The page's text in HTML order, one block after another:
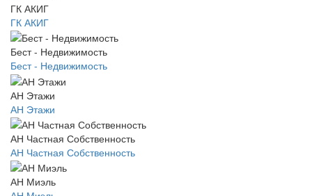
ГК АКИГ
ГК АКИГ
Бест - Недвижимость
Бест - Недвижимость
АН Этажи
АН Этажи
АН Частная Собственность
АН Частная Собственность
АН Миэль